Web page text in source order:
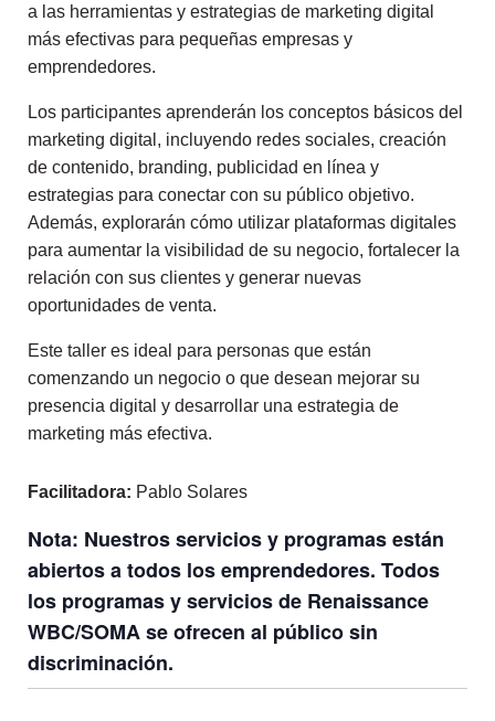
a las herramientas y estrategias de marketing digital
más efectivas para pequeñas empresas y
emprendedores.
Los participantes aprenderán los conceptos básicos del
marketing digital, incluyendo redes sociales, creación
de contenido, branding, publicidad en línea y
estrategias para conectar con su público objetivo.
Además, explorarán cómo utilizar plataformas digitales
para aumentar la visibilidad de su negocio, fortalecer la
relación con sus clientes y generar nuevas
oportunidades de venta.
Este taller es ideal para personas que están
comenzando un negocio o que desean mejorar su
presencia digital y desarrollar una estrategia de
marketing más efectiva.
Facilitadora: Pablo Solares
Nota: Nuestros servicios y programas están
abiertos a todos los emprendedores. Todos
los programas y servicios de Renaissance
WBC/SOMA se ofrecen al público sin
discriminación.